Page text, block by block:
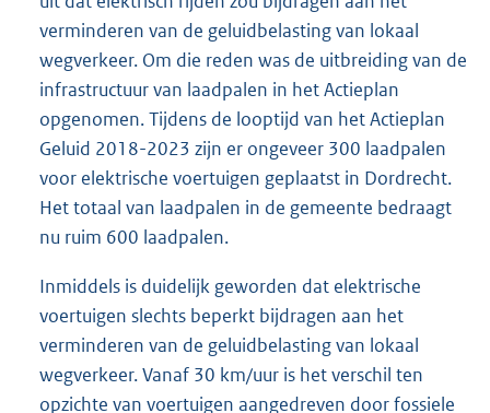
verminderen van de geluidbelasting van lokaal
wegverkeer. Om die reden was de uitbreiding van de
infrastructuur van laadpalen in het Actieplan
opgenomen. Tijdens de looptijd van het Actieplan
Geluid 2018-2023 zijn er ongeveer 300 laadpalen
voor elektrische voertuigen geplaatst in Dordrecht.
Het totaal van laadpalen in de gemeente bedraagt
nu ruim 600 laadpalen.
Inmiddels is duidelijk geworden dat elektrische
voertuigen slechts beperkt bijdragen aan het
verminderen van de geluidbelasting van lokaal
wegverkeer. Vanaf 30 km/uur is het verschil ten
opzichte van voertuigen aangedreven door fossiele